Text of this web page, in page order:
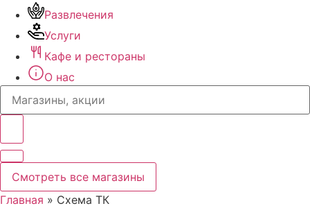
Развлечения
Услуги
Кафе и рестораны
О нас
Search
Смотреть все магазины
Главная » Схема ТК